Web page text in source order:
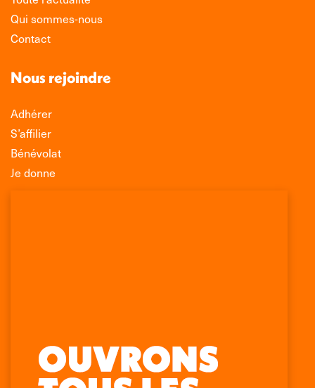
Qui sommes-nous
Contact
Nous rejoindre
Adhérer
S’affilier
Bénévolat
Je donne
Retrouvez-nous sur :
La
La
La